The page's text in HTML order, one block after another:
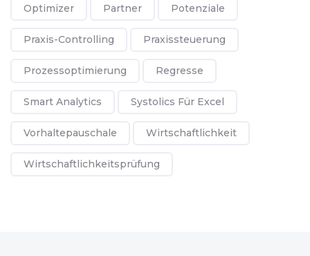
Optimizer Partner Potenziale
Praxis-Controlling Praxissteuerung
Prozessoptimierung Regresse
Smart Analytics Systolics Für Excel
Vorhaltepauschale Wirtschaftlichkeit
Wirtschaftlichkeitsprüfung